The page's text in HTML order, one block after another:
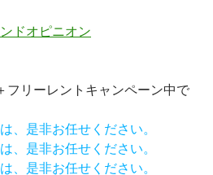
ドオピニオン
フリーレント キャンペーン中で
、是非お任せください。
、是非お任せください。
、是非お任せください。